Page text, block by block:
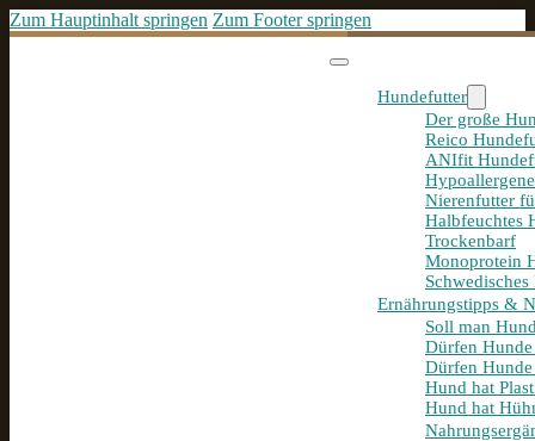
Zum Hauptinhalt springen Zum Footer springen
Hundefutter
Der große
Reico
ANIfit
Nierenfutter
Halbfeuchtes
Trockenbarf
Monoprotein
Ernährungstipps &
Soll man
Dürfen
Dürfen Hunde
Hund hat
Hund hat